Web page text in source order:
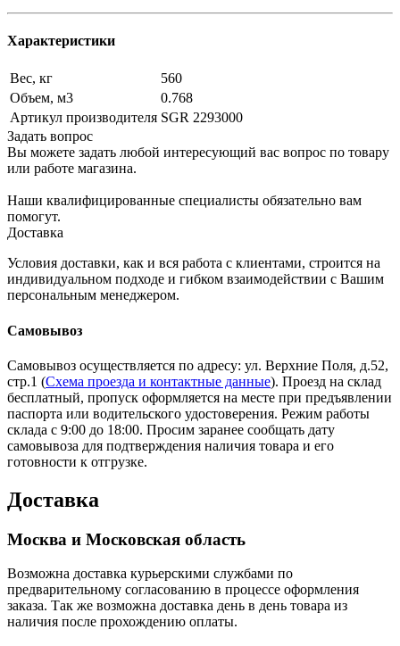
Характеристики
Вес, кг
560
Объем, м3
0.768
Артикул производителя SGR 2293000
Задать вопрос
Вы можете задать любой интересующий вас вопрос по товару
или работе магазина.
Наши квалифицированные специалисты обязательно вам
помогут.
Доставка
Условия доставки, как и вся работа с клиентами, строится на
индивидуальном подходе и гибком взаимодействии с Вашим
персональным менеджером.
Самовывоз
Самовывоз осуществляется по адресу: ул. Верхние Поля, д.52,
стр.1 (Схема проезда и контактные данные). Проезд на склад
бесплатный, пропуск оформляется на месте при предъявлении
паспорта или водительского удостоверения. Режим работы
склада с 9:00 до 18:00. Просим заранее сообщать дату
самовывоза для подтверждения наличия товара и его
готовности к отгрузке.
Доставка
Москва и Московская область
Возможна доставка курьерскими службами по
предварительному согласованию в процессе оформления
заказа. Так же возможна доставка день в день товара из
наличия после прохождению оплаты.